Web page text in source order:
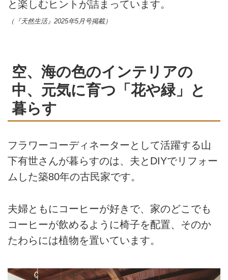
と楽しむヒントが詰まっています。
（『天然生活』2025年5月号掲載）
空、海の色のインテリアの
中、元気に育つ「花や緑」と
暮らす
フラワーコーディネーターとして活躍する山
下有世さんが暮らすのは、夫とDIYでリフォー
ムした築80年の古民家です。
夫婦ともにコーヒーが好きで、家のどこでも
コーヒーが飲めるように椅子を配置、そのか
たわらには植物を置いています。